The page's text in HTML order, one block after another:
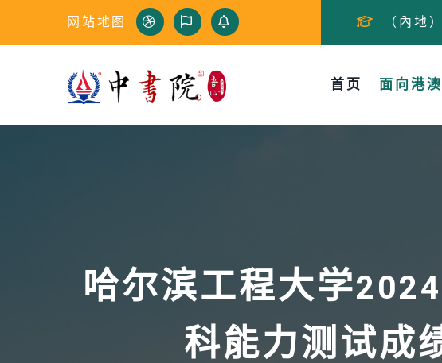
网站地图 （內地
首页 面向港
哈尔滨工程大学
科能力测试成